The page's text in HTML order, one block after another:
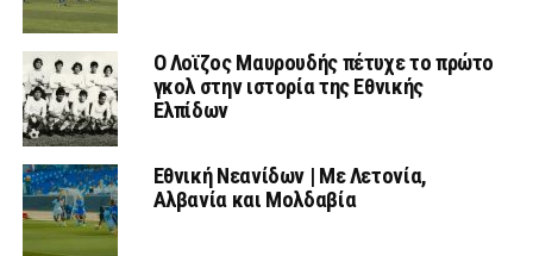
Ο Λοϊζος Μαυρουδής πέτυχε το πρώτο
γκολ στην ιστορία της Εθνικής
Ελπίδων
Εθνική Νεανίδων | Mε Λετονία,
Αλβανία και Μολδαβία